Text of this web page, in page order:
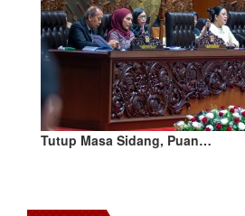
Tutup Masa Sidang, Puan…